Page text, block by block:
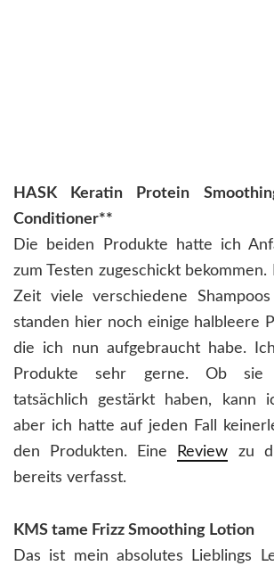
HASK Keratin Protein
Conditioner**
Die beiden Produkte hatte ich
zum Testen zugeschickt
Zeit viele verschiedene
standen hier noch einige halbleere
die ich nun aufgebraucht habe.
Produkte sehr gerne. Ob sie
tatsächlich gestärkt haben, kann
aber ich hatte auf jeden Fall
den Produkten. Eine
Review zu
bereits verfasst.
KMS tame Frizz Smoothing Lotion
Das ist mein absolutes Lieblings